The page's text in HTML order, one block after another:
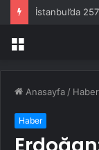
İstanbul’da
Menü
Anasayfa / Haber
Haber